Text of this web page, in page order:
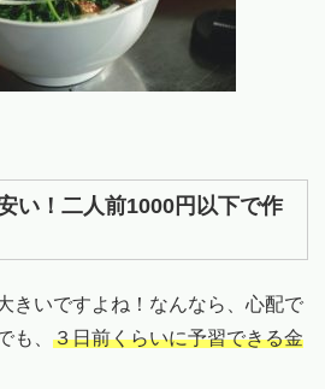
い！二人前1000円以下で作
きいですよね！なんなら、心配で
も、 ３日前くらいに予習できる金